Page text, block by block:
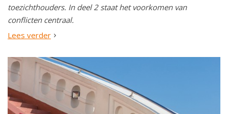
toezichthouders. In deel 2 staat het voorkomen van
conflicten centraal.
Lees verder